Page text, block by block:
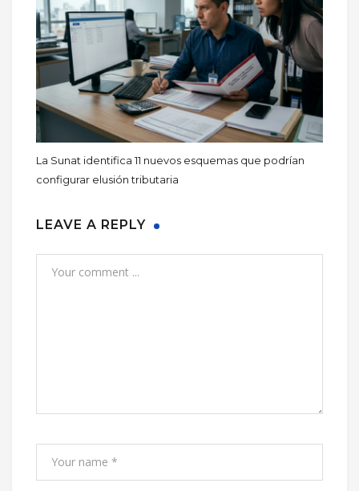
La Sunat identifica 11 nuevos esquemas que podrían
configurar elusión tributaria
LEAVE A REPLY